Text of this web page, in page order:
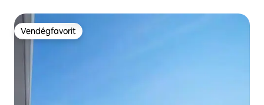
Vendégfavorit
Vendégfavorit